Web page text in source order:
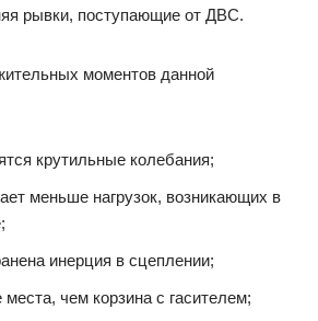
рывки, поступающие от ДВС.
моментов данной
крутильные колебания;
меньше нагрузок, возникающих в
инерция в сцеплении;
чем корзина с гасителем;